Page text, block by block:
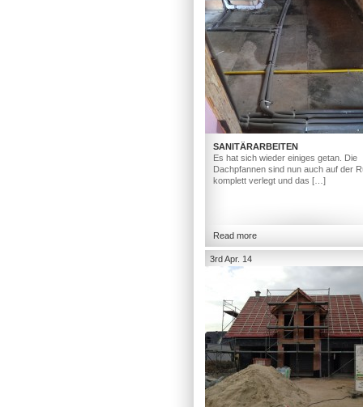
SANITÄRARBEITEN
Es hat sich wieder einiges getan. Die
Dachpfannen sind nun auch auf der
komplett verlegt und das […]
Read more
3rd Apr. 14